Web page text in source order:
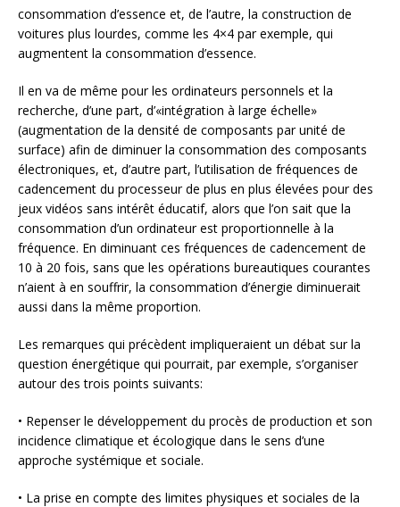
consommation d’essence et, de l’autre, la construction de
voitures plus lourdes, comme les 4×4 par exemple, qui
augmentent la consommation d’essence.
Il en va de même pour les ordinateurs personnels et la
recherche, d’une part, d’«intégration à large échelle»
(augmentation de la densité de composants par unité de
surface) afin de diminuer la consommation des composants
électroniques, et, d’autre part, l’utilisation de fréquences de
cadencement du processeur de plus en plus élevées pour des
jeux vidéos sans intérêt éducatif, alors que l’on sait que la
consommation d’un ordinateur est proportionnelle à la
fréquence. En diminuant ces fréquences de cadencement de
10 à 20 fois, sans que les opérations bureautiques courantes
n’aient à en souffrir, la consommation d’énergie diminuerait
aussi dans la même proportion.
Les remarques qui précèdent impliqueraient un débat sur la
question énergétique qui pourrait, par exemple, s’organiser
autour des trois points suivants:
• Repenser le développement du procès de production et son
incidence climatique et écologique dans le sens d’une
approche systémique et sociale.
• La prise en compte des limites physiques et sociales de la